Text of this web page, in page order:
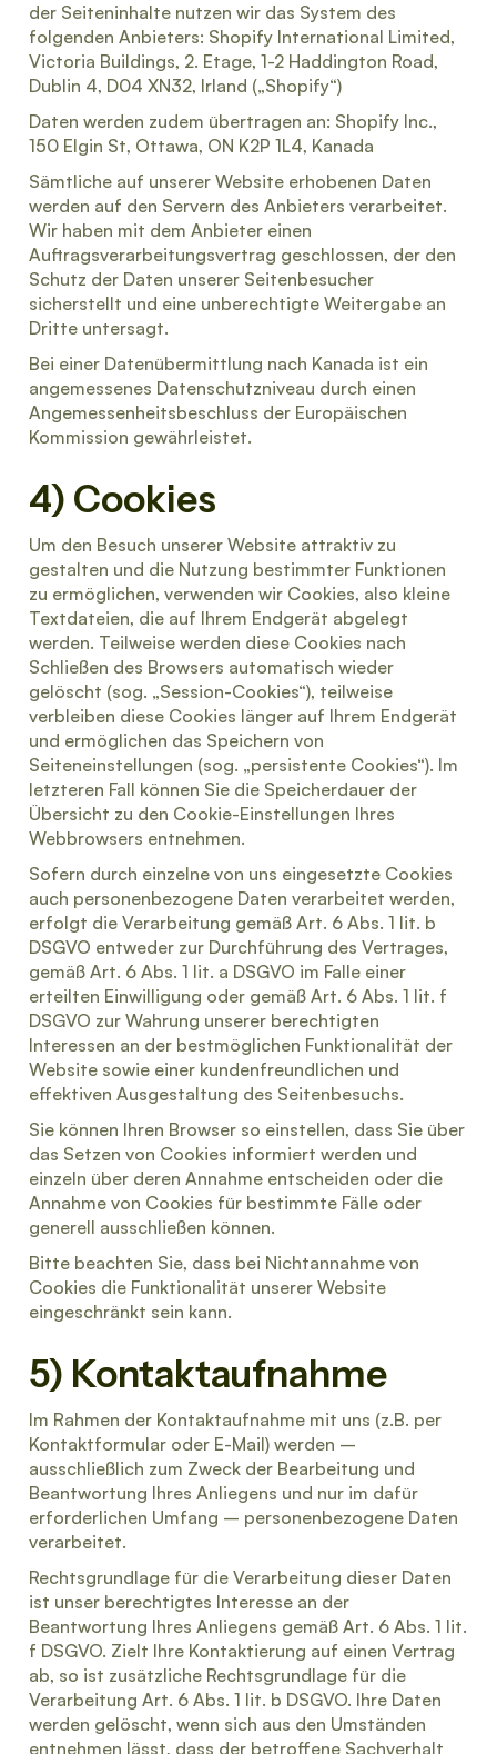
der Seiteninhalte nutzen wir das System des
folgenden Anbieters: Shopify International Limited,
Victoria Buildings, 2. Etage, 1-2 Haddington Road,
Dublin 4, D04 XN32, Irland („Shopify“)
Daten werden zudem übertragen an: Shopify Inc.,
150 Elgin St, Ottawa, ON K2P 1L4, Kanada
Sämtliche auf unserer Website erhobenen Daten
werden auf den Servern des Anbieters verarbeitet.
Wir haben mit dem Anbieter einen
Auftragsverarbeitungsvertrag geschlossen, der den
Schutz der Daten unserer Seitenbesucher
sicherstellt und eine unberechtigte Weitergabe an
Dritte untersagt.
Bei einer Datenübermittlung nach Kanada ist ein
angemessenes Datenschutzniveau durch einen
Angemessenheitsbeschluss der Europäischen
Kommission gewährleistet.
4) Cookies
Um den Besuch unserer Website attraktiv zu
gestalten und die Nutzung bestimmter Funktionen
zu ermöglichen, verwenden wir Cookies, also kleine
Textdateien, die auf Ihrem Endgerät abgelegt
werden. Teilweise werden diese Cookies nach
Schließen des Browsers automatisch wieder
gelöscht (sog. „Session-Cookies“), teilweise
verbleiben diese Cookies länger auf Ihrem Endgerät
und ermöglichen das Speichern von
Seiteneinstellungen (sog. „persistente Cookies“). Im
letzteren Fall können Sie die Speicherdauer der
Übersicht zu den Cookie-Einstellungen Ihres
Webbrowsers entnehmen.
Sofern durch einzelne von uns eingesetzte Cookies
auch personenbezogene Daten verarbeitet werden,
erfolgt die Verarbeitung gemäß Art. 6 Abs. 1 lit. b
DSGVO entweder zur Durchführung des Vertrages,
gemäß Art. 6 Abs. 1 lit. a DSGVO im Falle einer
erteilten Einwilligung oder gemäß Art. 6 Abs. 1 lit. f
DSGVO zur Wahrung unserer berechtigten
Interessen an der bestmöglichen Funktionalität der
Website sowie einer kundenfreundlichen und
effektiven Ausgestaltung des Seitenbesuchs.
Sie können Ihren Browser so einstellen, dass Sie über
das Setzen von Cookies informiert werden und
einzeln über deren Annahme entscheiden oder die
Annahme von Cookies für bestimmte Fälle oder
generell ausschließen können.
Bitte beachten Sie, dass bei Nichtannahme von
Cookies die Funktionalität unserer Website
eingeschränkt sein kann.
5) Kontaktaufnahme
Im Rahmen der Kontaktaufnahme mit uns (z.B. per
Kontaktformular oder E-Mail) werden –
ausschließlich zum Zweck der Bearbeitung und
Beantwortung Ihres Anliegens und nur im dafür
erforderlichen Umfang – personenbezogene Daten
verarbeitet.
Rechtsgrundlage für die Verarbeitung dieser Daten
ist unser berechtigtes Interesse an der
Beantwortung Ihres Anliegens gemäß Art. 6 Abs. 1 lit.
f DSGVO. Zielt Ihre Kontaktierung auf einen Vertrag
ab, so ist zusätzliche Rechtsgrundlage für die
Verarbeitung Art. 6 Abs. 1 lit. b DSGVO. Ihre Daten
werden gelöscht, wenn sich aus den Umständen
entnehmen lässt, dass der betroffene Sachverhalt